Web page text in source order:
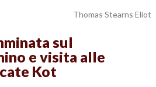
Thomas Stearns Eliot
sul
e visita alle
Kot